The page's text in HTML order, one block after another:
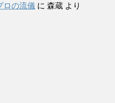
ロの流儀 に 森蔵 より